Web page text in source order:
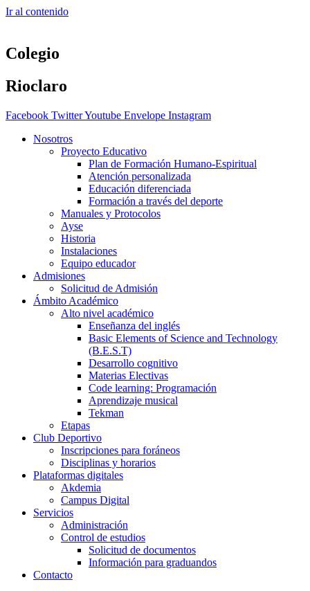
Ir al contenido
Colegio
Rioclaro
Facebook TwitterYoutube Envelope Instagram
Nosotros
Proyecto Educativo
Plan de Formación Humano-Espiritual
Atención personalizada
Educación diferenciada
Formación a través del deporte
Manuales y Protocolos
Ayse
Historia
Instalaciones
Equipo educador
Admisiones
Solicitud de Admisión
Ámbito Académico
Alto nivel académico
Enseñanza del inglés
Basic Elements of Science and Technology
(B.E.S.T)
Desarrollo cognitivo
Materias Electivas
Code learning: Programación
Aprendizaje musical
Tekman
Etapas
Club Deportivo
Inscripciones para foráneos
Disciplinas y horarios
Plataformas digitales
Akdemia
Campus Digital
Servicios
Administración
Control de estudios
Solicitud de documentos
Información para graduandos
Contacto